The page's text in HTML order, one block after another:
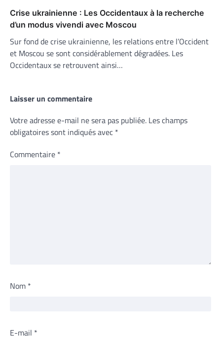
Crise ukrainienne : Les Occidentaux à la recherche
d’un modus vivendi avec Moscou
Sur fond de crise ukrainienne, les relations entre l’Occident
et Moscou se sont considérablement dégradées. Les
Occidentaux se retrouvent ainsi…
Laisser un commentaire
Votre adresse e-mail ne sera pas publiée. Les champs
obligatoires sont indiqués avec *
Commentaire *
Nom *
E-mail *